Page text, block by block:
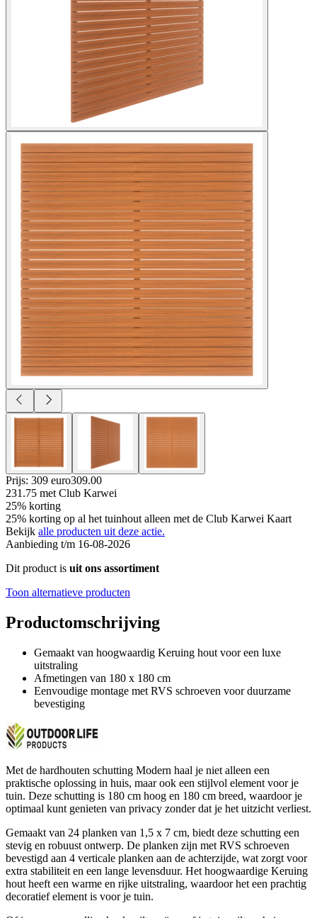
Prijs: 309 euro309.00
231.75 met Club Karwei
25% korting
25% korting op al het tuinhout alleen met de Club Karwei Kaart
Bekijk alle producten uit deze actie.
Aanbieding t/m 16-08-2026
Dit product is uit ons assortiment
Toon alternatieve producten
Productomschrijving
Gemaakt van hoogwaardig Keruing hout voor een luxe
uitstraling
Afmetingen van 180 x 180 cm
Eenvoudige montage met RVS schroeven voor duurzame
bevestiging
Met de hardhouten schutting Modern haal je niet alleen een
praktische oplossing in huis, maar ook een stijlvol element voor je
tuin. Deze schutting is 180 cm hoog en 180 cm breed, waardoor je
optimaal kunt genieten van privacy zonder dat je het uitzicht verliest.
Gemaakt van 24 planken van 1,5 x 7 cm, biedt deze schutting een
stevig en robuust ontwerp. De planken zijn met RVS schroeven
bevestigd aan 4 verticale planken aan de achterzijde, wat zorgt voor
extra stabiliteit en een lange levensduur. Het hoogwaardige Keruing
hout heeft een warme en rijke uitstraling, waardoor het een prachtig
decoratief element is voor je tuin.